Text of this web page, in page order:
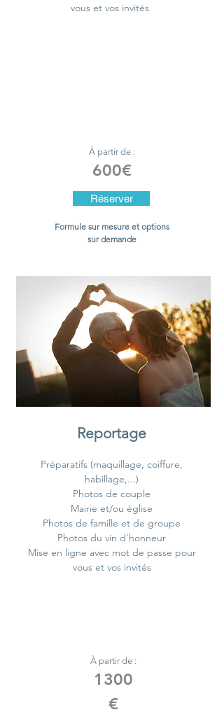
vous et vos invités
À partir de :
600€
Réserver
Formule sur mesure et options
sur demande
Reportage
Préparatifs (maquillage, coiffure,
habillage,...)
Photos de couple
Mairie et/ou église
Photos de famille et de groupe
Photos du vin d'honneur
Mise en ligne avec mot de passe pour
vous et vos invités
À partir de :
1300
€